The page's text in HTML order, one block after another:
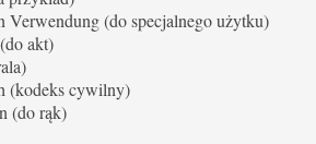
Verwendung (do specjalnego użytku)
akt)
(kodeks cywilny)
(do rąk)